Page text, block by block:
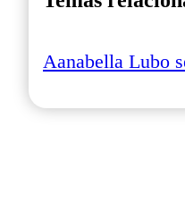
Aanabella Lubo